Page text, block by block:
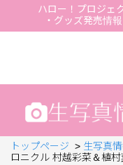
ハロー！プロジェ
・グッズ発売情
トップページ > 生写真
ロニクル 村越彩菜＆植村